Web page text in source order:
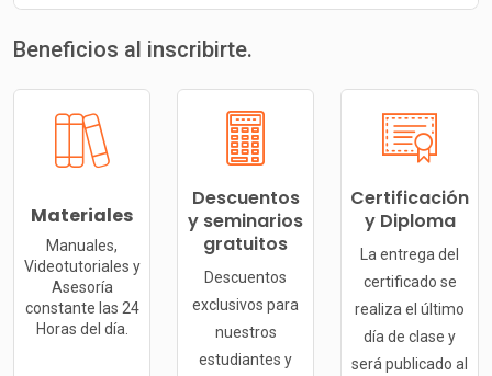
Beneficios al inscribirte.
Materiales
Manuales,
Videotutoriales y
Asesoría
constante las 24
Horas del día.
Descuentos
y seminarios
gratuitos
Descuentos
exclusivos para
nuestros
estudiantes y
Certificación
y Diploma
La entrega del
certificado se
realiza el último
día de clase y
será publicado al